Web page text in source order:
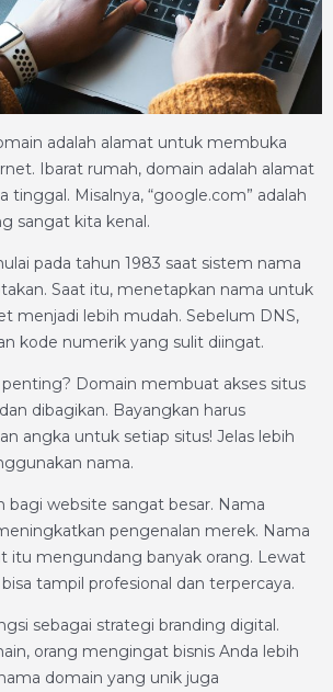
adalah alamat untuk membuka
Ibarat rumah, domain adalah alamat
tinggal. Misalnya, “google.com” adalah
sangat kita kenal.
pada tahun 1983 saat sistem nama
Saat itu, menetapkan nama untuk
menjadi lebih mudah. Sebelum DNS,
kode numerik yang sulit diingat.
Domain membuat akses situs
dibagikan. Bayangkan harus
angka untuk setiap situs! Jelas lebih
nama.
bagi website sangat besar. Nama
pengenalan merek. Nama
itu mengundang banyak orang. Lewat
tampil profesional dan terpercaya.
sebagai strategi branding digital.
orang mengingat bisnis Anda lebih
domain yang unik juga